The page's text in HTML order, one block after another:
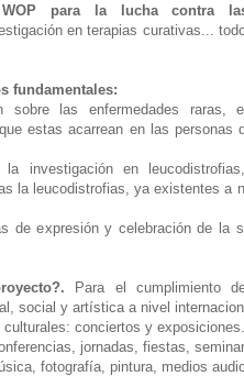
para la lucha contra las
en terapias curativas...
fundamentales:
las enfermedades raras,
estas acarrean en las personas
investigación en
la leucodistrofias, ya existentes a
de expresión y celebración de la
Para el cumplimiento
social y artística a nivel
conciertos y exposiciones.
jornadas, fiestas,
fotografía, pintura, medios